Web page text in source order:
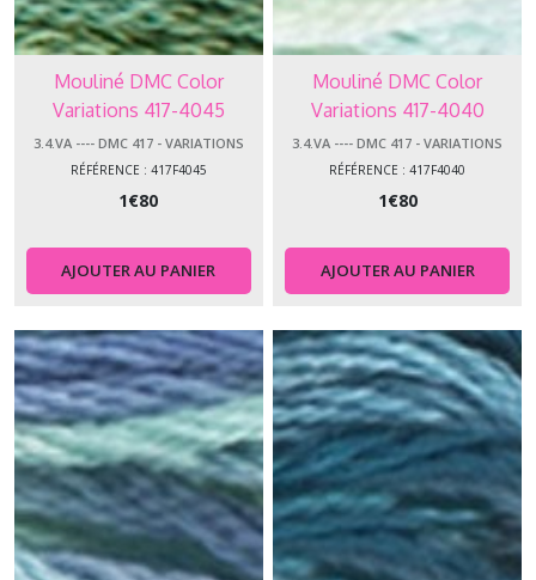
Mouliné DMC Color
Variations 417-4045
3.4.VA ---- DMC 417 - VARIATIONS
RÉFÉRENCE : 417F4045
1€80
AJOUTER AU PANIER
Mouliné DMC Color
Variations 417-4040
3.4.VA ---- DMC 417 - VARIATIONS
RÉFÉRENCE : 417F4040
1€80
AJOUTER AU PANIER